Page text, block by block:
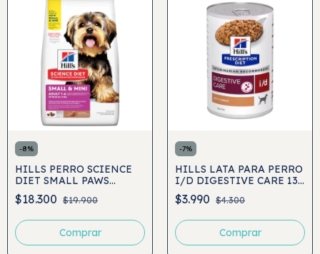
-8%
HILLS PERRO SCIENCE
DIET SMALL PAWS
(ADULT 1-6)
$18.300 $19.900
Comprar
-7%
HILLS LATA PARA PERRO
I/D DIGESTIVE CARE 13
OZ
$3.990 $4.300